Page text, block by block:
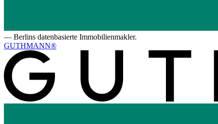
— Berlins datenbasierte Immobilienmakler.
GUTHMANN®